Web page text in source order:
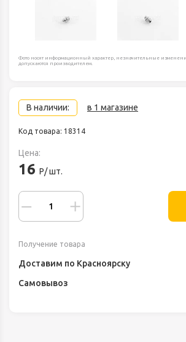
Фото носят информационный характер, незначительные
допускаются производителем.
В наличии: в 1 магазине
Код товара: 18314
Цена:
16 Р/ шт.
Получение товара
Доставим по Красноярску
Самовывоз